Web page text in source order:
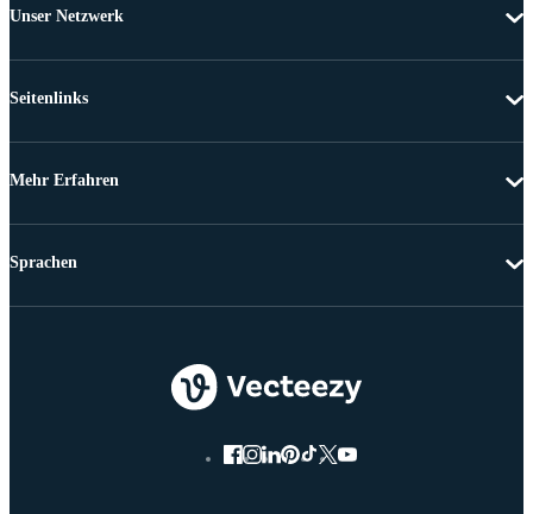
Unser Netzwerk
Seitenlinks
Mehr Erfahren
Sprachen